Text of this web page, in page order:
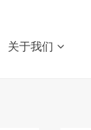
关于我们